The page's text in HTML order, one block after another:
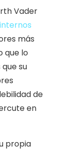
Vader
más
que lo
su
de
en
propia